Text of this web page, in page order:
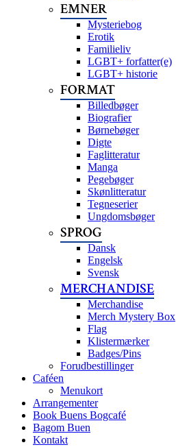
EMNER
Mysteriebog
Erotik
Familieliv
LGBT+ forfatter(e)
LGBT+ historie
FORMAT
Billedbøger
Biografier
Børnebøger
Digte
Faglitteratur
Manga
Pegebøger
Skønlitteratur
Tegneserier
Ungdomsbøger
SPROG
Dansk
Engelsk
Svensk
MERCHANDISE
Merchandise
Merch Mystery Box
Flag
Klistermærker
Badges/Pins
Forudbestillinger
Caféen
Menukort
Arrangementer
Book Buens Bogcafé
Bagom Buen
Kontakt